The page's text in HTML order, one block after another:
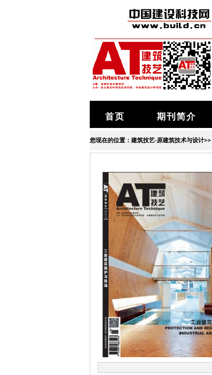
首页 期刊简介
您现在的位置： 建筑技艺-原建筑技术与设计>>